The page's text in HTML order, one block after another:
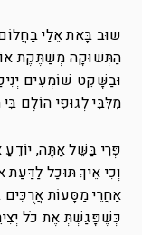
שוּב בָּאת אֵלַי
הַתְּשׁוּקָה מְשַׁתֶּקֶת
וּבַשָּׁקֵט שׁוֹמְעִים
מִלִּבִּי לְגוּפִי הוֹלֶם
פְּרִי בַּשֵּׁל אַתָּה,
וְכִי אֵיךְ תּוּכַל לַדַּעַת
אַחֲרֵי מַסָּעוֹת
כְּשֶׁפָּגַשְׁתְּ אֶת כֹּל